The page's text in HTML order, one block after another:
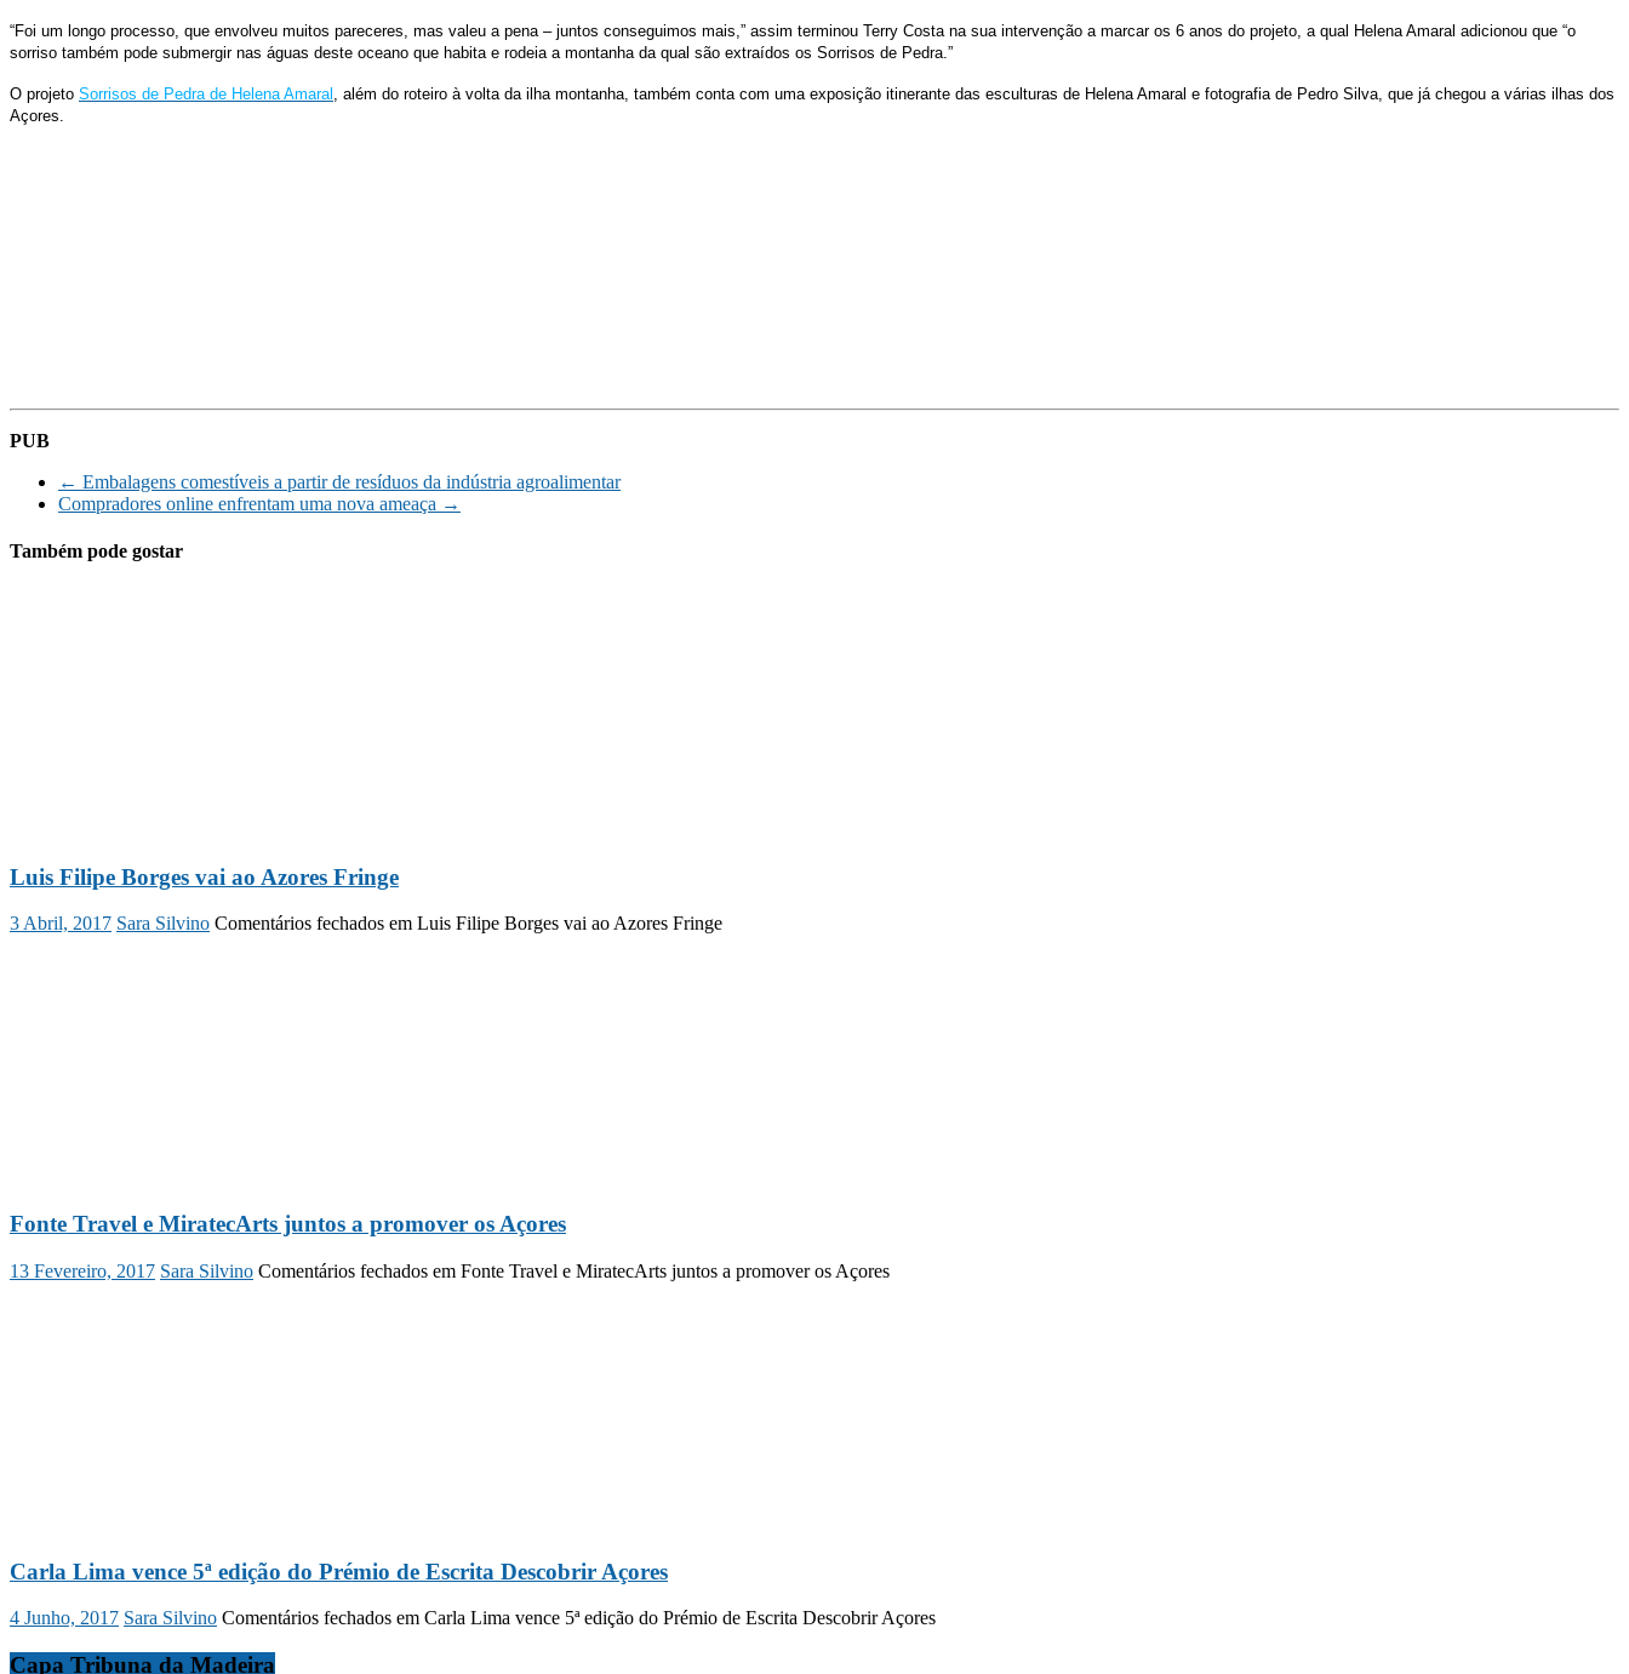
“Foi um longo processo, que envolveu muitos pareceres, mas valeu a pena – juntos conseguimos mais,” assim terminou Terry Costa na sua intervenção a marcar os 6 anos do projeto, a qual Helena Amaral adicionou que “o
sorriso também pode submergir nas águas deste oceano que habita e rodeia a montanha da qual são extraídos os Sorrisos de Pedra.”
O projeto Sorrisos de Pedra de Helena Amaral , além do roteiro à volta da ilha montanha, também conta com uma exposição itinerante das esculturas de Helena Amaral e fotografia de Pedro Silva, que já chegou a várias ilhas dos
Açores.
PUB
← Embalagens comestíveis a partir de resíduos da indústria agroalimentar
Compradores online enfrentam uma nova ameaça →
Também pode gostar
Luis Filipe Borges vai ao Azores Fringe
3 Abril, 2017 Sara Silvino Comentários fechados em Luis Filipe Borges vai ao Azores Fringe
Fonte Travel e MiratecArts juntos a promover os Açores
13 Fevereiro, 2017 Sara Silvino Comentários fechados em Fonte Travel e MiratecArts juntos a promover os Açores
Carla Lima vence 5ª edição do Prémio de Escrita Descobrir Açores
4 Junho, 2017 Sara Silvino Comentários fechados em Carla Lima vence 5ª edição do Prémio de Escrita Descobrir Açores
Capa Tribuna da Madeira